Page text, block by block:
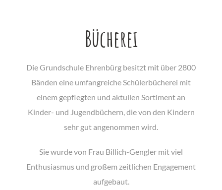
Bücherei
Die Grundschule Ehrenbürg besitzt mit über 2800
Bänden eine umfangreiche Schülerbücherei mit
einem gepflegten und aktullen Sortiment an
Kinder- und Jugendbüchern, die von den Kindern
sehr gut angenommen wird.
Sie wurde von Frau Billich-Gengler mit viel
Enthusiasmus und großem zeitlichen Engagement
aufgebaut.